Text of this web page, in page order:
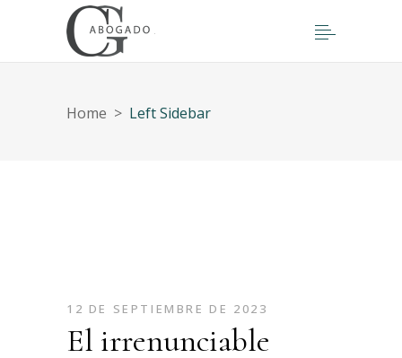
Home > Left Sidebar
12 DE SEPTIEMBRE DE 2023
El irrenunciable